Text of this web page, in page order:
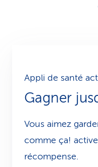
Appli de santé
Gagner
Vous aimez
comme ça!
récompense.